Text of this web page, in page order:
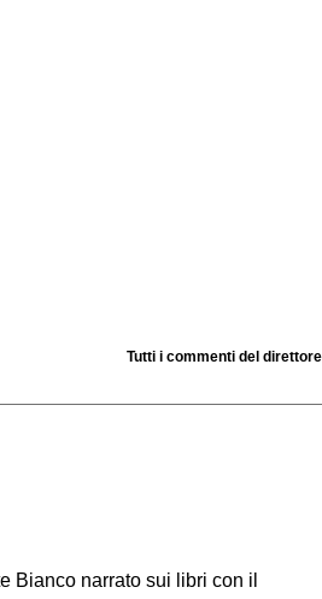
Tutti i commenti del direttore
Bianco narrato sui libri con il